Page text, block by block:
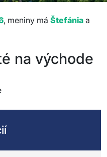
, meniny má Štefánia a
na východe